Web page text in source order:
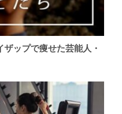
ザップで痩せた芸能人・